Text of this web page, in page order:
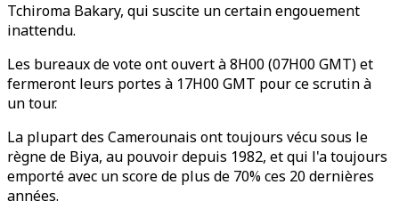
Tchiroma Bakary, qui suscite un certain engouement
inattendu.
Les bureaux de vote ont ouvert à 8H00 (07H00 GMT) et
fermeront leurs portes à 17H00 GMT pour ce scrutin à
un tour.
La plupart des Camerounais ont toujours vécu sous le
règne de Biya, au pouvoir depuis 1982, et qui l'a toujours
emporté avec un score de plus de 70% ces 20 dernières
années.